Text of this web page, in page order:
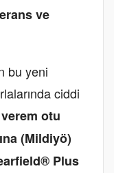
ve
bu yeni
ciddi
verem otu
(Mildiyö)
Plus